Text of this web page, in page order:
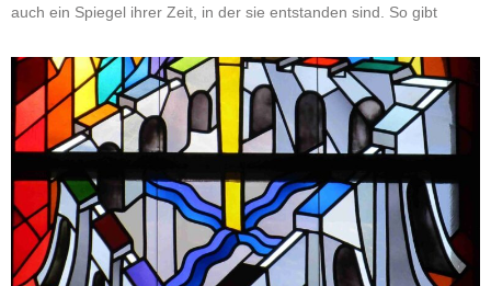
auch ein Spiegel ihrer Zeit, in der sie entstanden sind. So gibt